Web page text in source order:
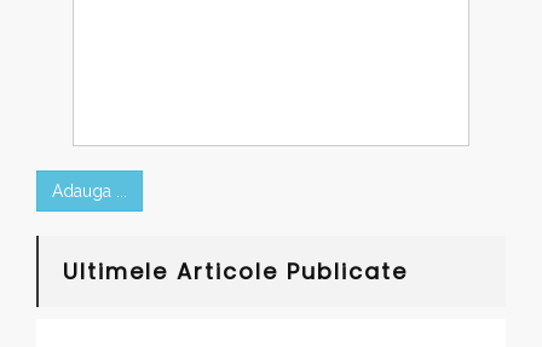
Adauga ...
Ultimele Articole Publicate